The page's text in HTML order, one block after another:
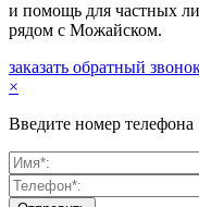
и помощь для частных
рядом с Можайском.
заказать обратный
×
Введите номер телефона